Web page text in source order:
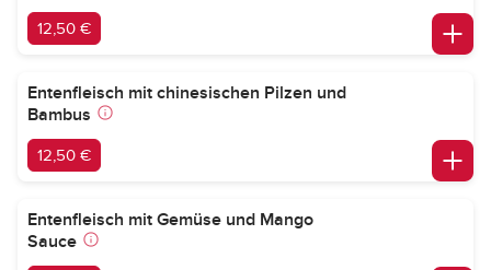
12,50 €
Entenfleisch mit chinesischen Pilzen und
Bambus
12,50 €
Entenfleisch mit Gemüse und Mango
Sauce